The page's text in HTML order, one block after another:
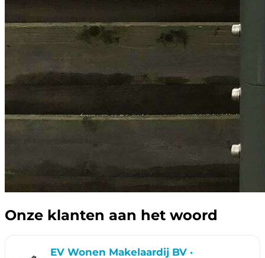
Onze klanten aan het woord